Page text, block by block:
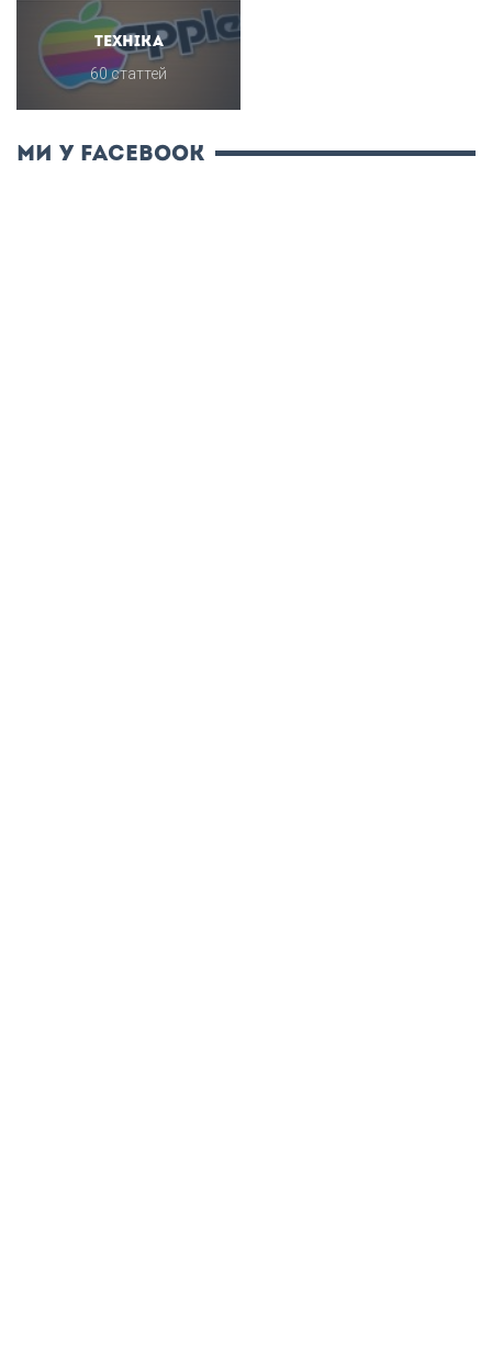
Техніка
60 статтей
ми у Facebook